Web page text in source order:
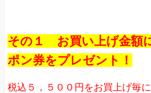
その１ お買い上げ金額
ポン券をプレゼント！
税込５，５００円をお買上げ毎